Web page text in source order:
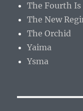
The Fourth Is
The New
The Orchid
Yaima
Ysma